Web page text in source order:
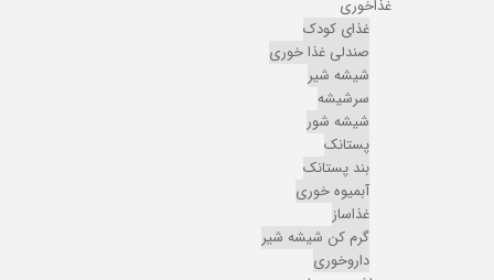
غذاخوری
غذای کودک
صندلی غذا خوری
شیشه شیر
سرشیشه
شیشه شور
پستانک
بند پستانک
آبمیوه خوری
غذاساز
گرم کن شیشه شیر
داروخوری